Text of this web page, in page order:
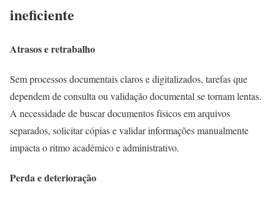
ineficiente
Atrasos e retrabalho
Sem processos documentais claros e digitalizados, tarefas que
dependem de consulta ou validação documental se tornam lentas.
A necessidade de buscar documentos físicos em arquivos
separados, solicitar cópias e validar informações manualmente
impacta o ritmo acadêmico e administrativo.
Perda e deterioração